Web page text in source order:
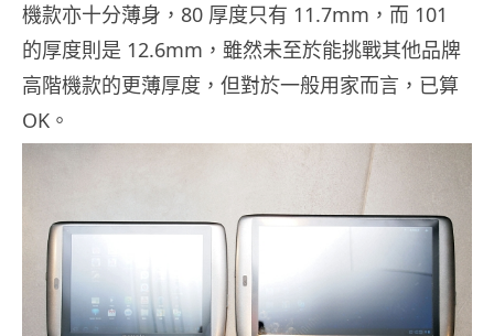
機款亦十分薄身，80 厚度只有 11.7mm，而 101
的厚度則是 12.6mm，雖然未至於能挑戰其他品牌
高階機款的更薄厚度，但對於一般用家而言，已算
OK。